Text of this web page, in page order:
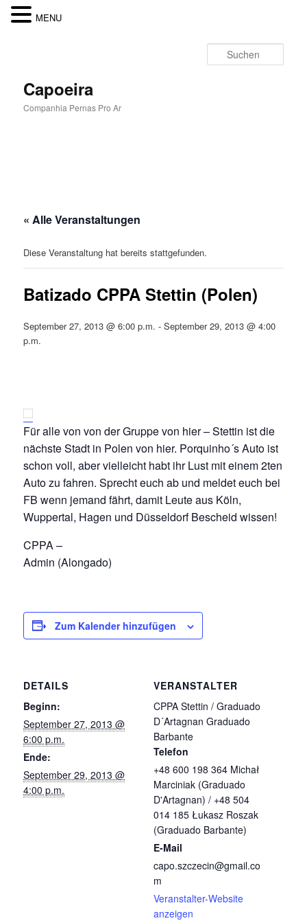
Capoeira
Companhia Pernas Pro Ar
« Alle Veranstaltungen
Diese Veranstaltung hat bereits stattgefunden.
Batizado CPPA Stettin (Polen)
September 27, 2013 @ 6:00 p.m. -September 29, 2013 @ 4:00
p.m.
Für alle von von der Gruppe von hier – Stettin ist die
nächste Stadt in Polen von hier. Porquinho´s Auto ist
schon voll, aber vielleicht habt ihr Lust mit einem 2ten
Auto zu fahren. Sprecht euch ab und meldet euch bei
FB wenn jemand fährt, damit Leute aus Köln,
Wuppertal, Hagen und Düsseldorf Bescheid wissen!
CPPA –
Admin (Alongado)
Zum Kalender hinzufügen
DETAILS
Beginn:
September 27, 2013 @
6:00 p.m.
Ende:
September 29, 2013 @
4:00 p.m.
VERANSTALTER
CPPA Stettin / Graduado
D´Artagnan Graduado
Barbante
Telefon
+48 600 198 364 Michał
Marciniak (Graduado
D'Artagnan) / +48 504
014 185 Łukasz Roszak
(Graduado Barbante)
E-Mail
capo.szczecin@gmail.co
m
Veranstalter-Website
anzeigen
MENU